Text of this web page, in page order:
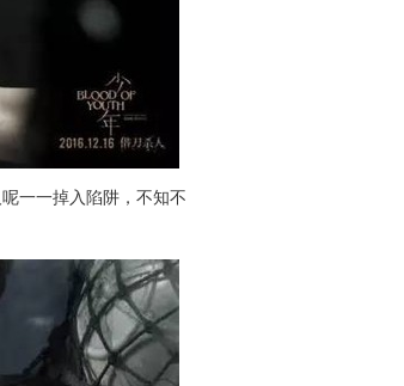
一一掉入陷阱，不知不